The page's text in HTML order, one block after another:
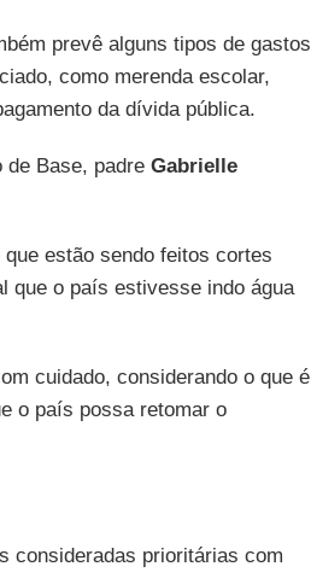
prevê alguns tipos de gastos
como merenda escolar,
da dívida pública.
de Base, padre Gabrielle
estão sendo feitos cortes
que o país estivesse indo água
cuidado, considerando o que é
o país possa retomar o
consideradas prioritárias com